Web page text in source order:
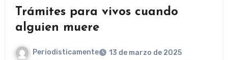
Trámites para vivos cuando
alguien muere
Periodisticamente
13 de marzo de 2025